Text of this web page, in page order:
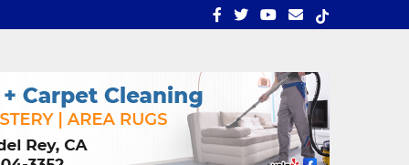
ESTRÉS, INCERTIDUMBRE Y MIEDO... CALIFORNIA SE